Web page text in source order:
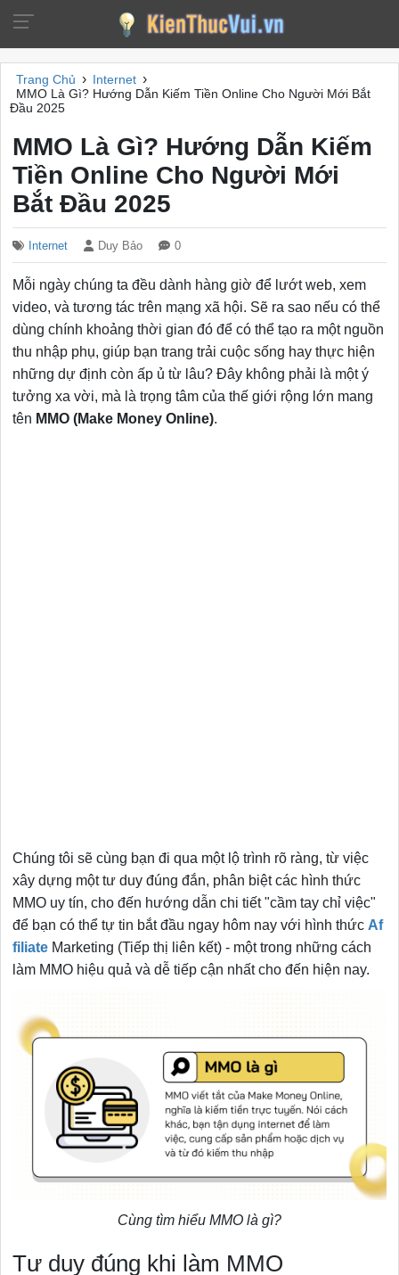
Trang Chủ › Internet ›
MMO Là Gì? Hướng Dẫn Kiếm Tiền Online Cho Người Mới Bắt
Đầu 2025
MMO Là Gì? Hướng Dẫn Kiếm
Tiền Online Cho Người Mới
Bắt Đầu 2025
Internet Duy Bảo 0
Mỗi ngày chúng ta đều dành hàng giờ để lướt web, xem
video, và tương tác trên mạng xã hội. Sẽ ra sao nếu có thể
dùng chính khoảng thời gian đó để có thể tạo ra một nguồn
thu nhập phụ, giúp bạn trang trải cuộc sống hay thực hiện
những dự định còn ấp ủ từ lâu? Đây không phải là một ý
tưởng xa vời, mà là trọng tâm của thế giới rộng lớn mang
tên MMO (Make Money Online).
Chúng tôi sẽ cùng bạn đi qua một lộ trình rõ ràng, từ việc
xây dựng một tư duy đúng đắn, phân biệt các hình thức
MMO uy tín, cho đến hướng dẫn chi tiết "cầm tay chỉ việc"
để bạn có thể tự tin bắt đầu ngay hôm nay với hình thức Af
filiate Marketing (Tiếp thị liên kết) - một trong những cách
làm MMO hiệu quả và dễ tiếp cận nhất cho đến hiện nay.
Cùng tìm hiểu MMO là gì?
Tư duy đúng khi làm MMO